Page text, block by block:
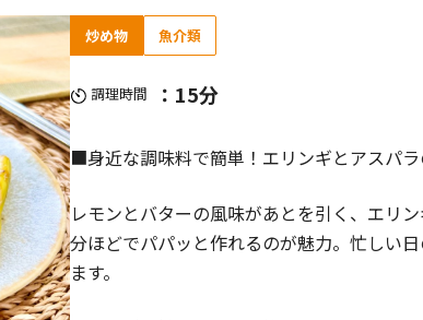
炒め物 魚介類
調理時間 ：15分
■身近な調味料で簡単！エリンギとアスパ
レモンとバターの風味があとを引く、エリ
分ほどでパパッと作れるのが魅力。忙しい
ます。